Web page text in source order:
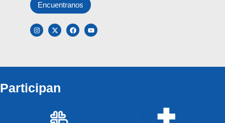
Encuentranos
Participan